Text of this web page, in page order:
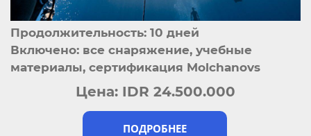
Продолжительность: 10 дней
Включено: все снаряжение, учебные
материалы, сертификация Molchanovs
ПОДРОБНЕЕ
Цена: IDR 24.500.000